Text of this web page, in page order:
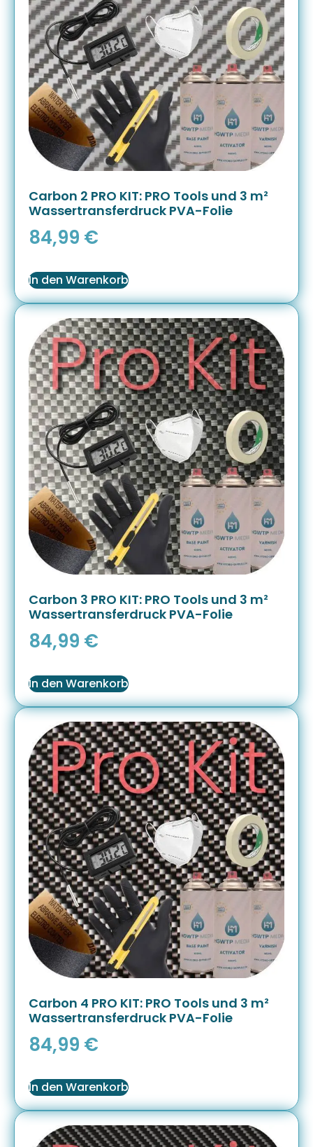
Carbon 2 PRO KIT: PRO Tools und 3 m²
Wassertransferdruck PVA-Folie
84,99 €
In den Warenkorb
Carbon 3 PRO KIT: PRO Tools und 3 m²
Wassertransferdruck PVA-Folie
84,99 €
In den Warenkorb
Carbon 4 PRO KIT: PRO Tools und 3 m²
Wassertransferdruck PVA-Folie
84,99 €
In den Warenkorb